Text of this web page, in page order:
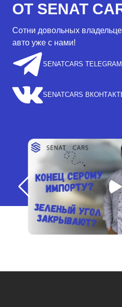
ОТ SENAT
Сотни довольных
авто уже с нами!
SENATCARS TELEGRAM
SENATCARS